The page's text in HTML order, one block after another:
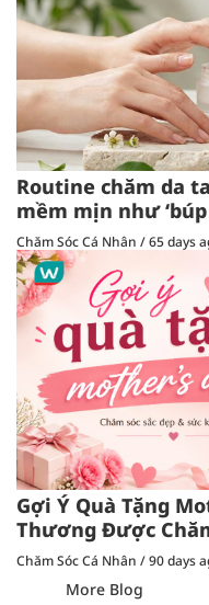
Routine chăm da
mềm mịn như ‘búp
Chăm Sóc Cá Nhân /65 days
Gợi Ý Quà Tặng
Thương Được
Chăm Sóc Cá Nhân /90 days
More Blog